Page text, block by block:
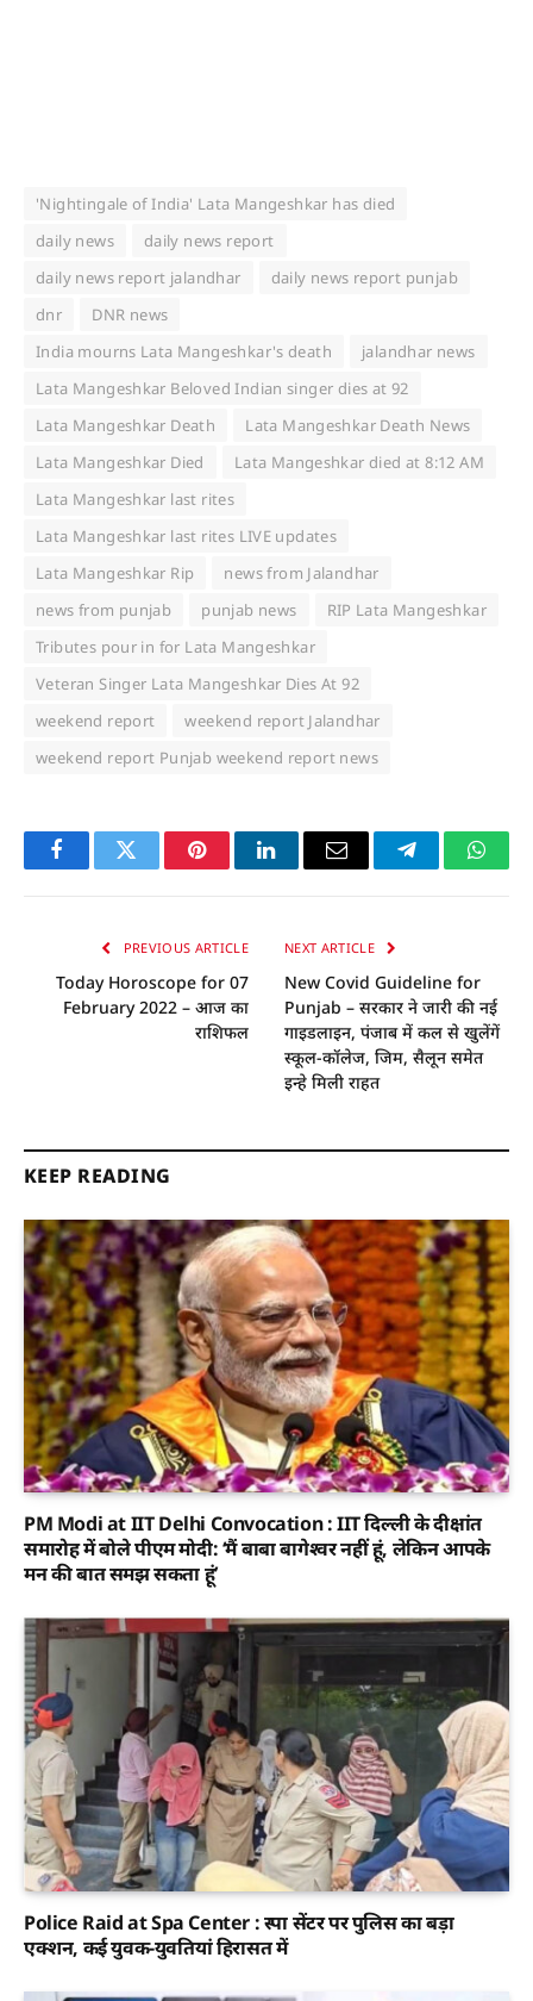
'Nightingale of India' Lata Mangeshkar has died
daily news
daily news report
daily news report jalandhar
daily news report punjab
dnr
DNR news
India mourns Lata Mangeshkar's death
jalandhar news
Lata Mangeshkar Beloved Indian singer dies at 92
Lata Mangeshkar Death
Lata Mangeshkar Death News
Lata Mangeshkar Died
Lata Mangeshkar died at 8:12 AM
Lata Mangeshkar last rites
Lata Mangeshkar last rites LIVE updates
Lata Mangeshkar Rip
news from Jalandhar
news from punjab
punjab news
RIP Lata Mangeshkar
Tributes pour in for Lata Mangeshkar
Veteran Singer Lata Mangeshkar Dies At 92
weekend report
weekend report Jalandhar
weekend report Punjab weekend report news
FacebookTwitter PinterestLinkedInEmail Telegram
PREVIOUS ARTICLE
Today Horoscope for 07
February 2022 – आज का
राशिफल
NEXT ARTICLE
New Covid Guideline for
Punjab – सरकार ने जारी की नई
गाइडलाइन, पंजाब में कल से खुलेंगें
स्कूल-कॉलेज, जिम, सैलून समेत
इन्हे मिली राहत
KEEP READING
PM Modi at IIT Delhi Convocation : IIT दिल्ली के दीक्षांत
समारोह में बोले पीएम मोदी: ‘मैं बाबा बागेश्वर नहीं हूं, लेकिन आपके
मन की बात समझ सकता हूं’
Police Raid at Spa Center : स्पा सेंटर पर पुलिस का बड़ा
एक्शन, कई युवक-युवतियां हिरासत में